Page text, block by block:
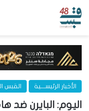
الأخبار الرئيســـية القبس
اليوم: البايرن